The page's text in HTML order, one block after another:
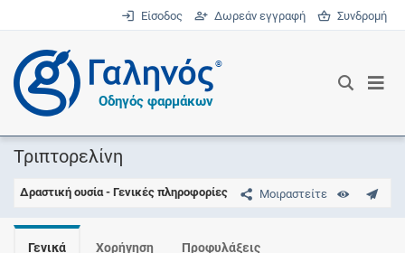
Είσοδος Δωρεάν εγγραφή Συνδρομή
®
Οδηγός φαρμάκων
Τριπτορελίνη
Μοιραστείτε
Δραστική ουσία - Γενικές πληροφορίες
Γενικά Χορήγηση Προφυλάξεις